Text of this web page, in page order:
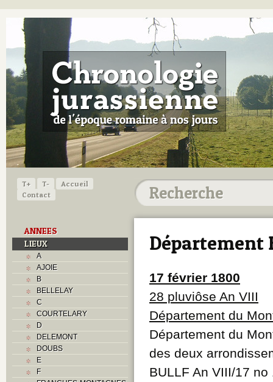
T+ T-
Accueil
Contact
ANNEES
LIEUX
A
AJOIE
B
BELLELAY
C
COURTELARY
D
DELEMONT
DOUBS
E
F
Département
17 février 1800
28 pluviôse An VIII
Département du
Département du
des deux
BULLF An VIII/17 no